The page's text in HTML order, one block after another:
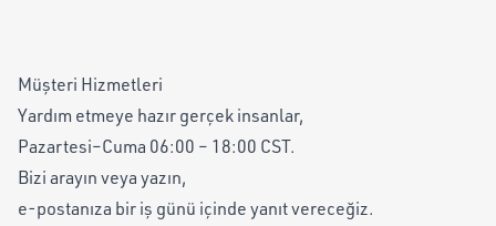
Müşteri Hizmetleri
Yardım etmeye hazır gerçek insanlar,
Pazartesi–Cuma 06:00 – 18:00 CST.
Bizi arayın veya yazın,
e-postanıza bir iş günü içinde yanıt vereceğiz.